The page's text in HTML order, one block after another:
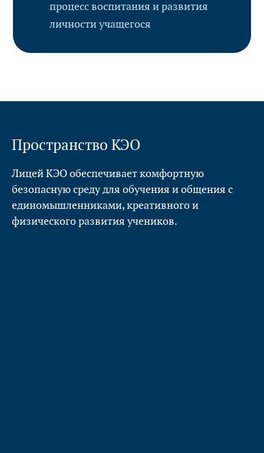
процесс воспитания и развития
личности учащегося
Пространство КЭО
Лицей КЭО обеспечивает комфортную
безопасную среду для обучения и общения с
единомышленниками, креативного и
физического развития учеников.